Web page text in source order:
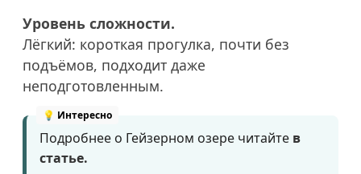
Уровень сложности.
Лёгкий: короткая прогулка, почти без
подъёмов, подходит даже
неподготовленным.
Подробнее о Гейзерном озере читайте в
статье.